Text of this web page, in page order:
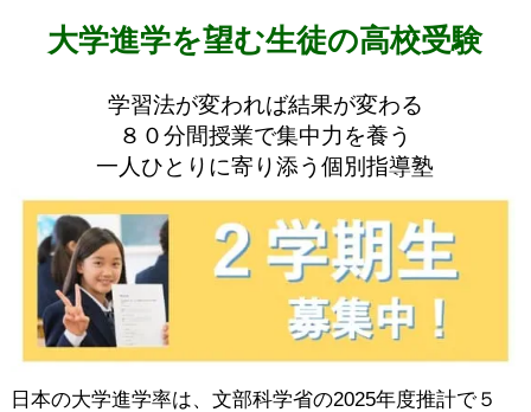
大学進学を望む生徒の高校受験
学習法が変われば結果が変わる
８０分間授業で集中力を養う
一人ひとりに寄り添う個別指導塾
日本の大学進学率は、文部科学省の2025年度推計で５